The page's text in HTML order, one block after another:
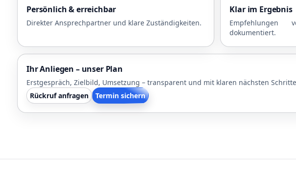
Persönlich & erreichbar
Direkter Ansprechpartner und klare Zuständigkeiten.
Klar im Ergebnis
Empfehlungen
dokumentiert.
Ihr Anliegen – unser Plan
Erstgespräch, Zielbild, Umsetzung – transparent und mit klaren nächsten
Rückruf anfragen
Termin sichern